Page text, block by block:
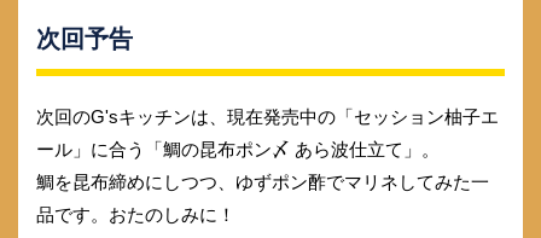
次回予告
次回のG'sキッチンは、現在発売中の「セッション柚子エ
ール」に合う「鯛の昆布ポン〆 あら波仕立て」。
鯛を昆布締めにしつつ、ゆずポン酢でマリネしてみた一
品です。おたのしみに！